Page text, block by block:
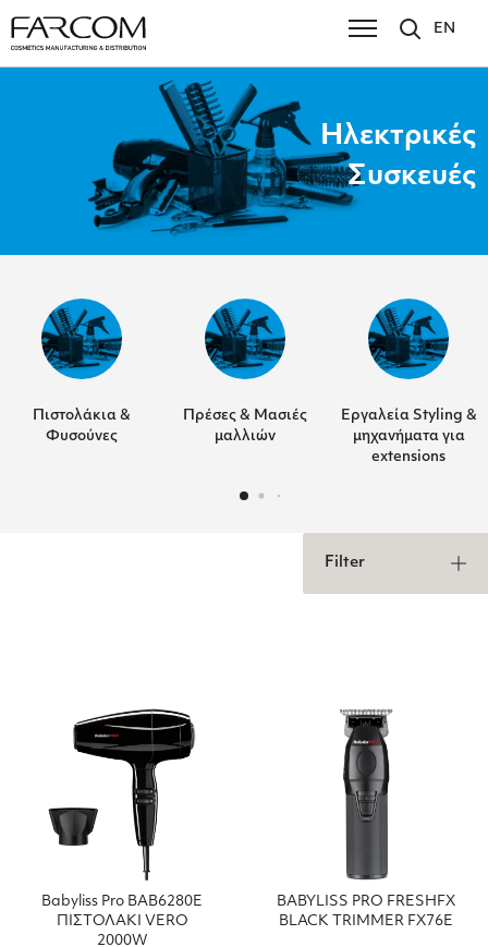
EN
Ηλεκτρικές
Συσκευές
Πιστολάκια &
Φυσούνες
Πρέσες & Μασιές
μαλλιών
Εργαλεία Styling &
μηχανήματα για
extensions
Filter
Babyliss Pro BAB6280Ε
ΠΙΣΤΟΛΑΚΙ VERO
2000W
BABYLISS PRO FRESHFX
BLACK TRIMMER FX76E